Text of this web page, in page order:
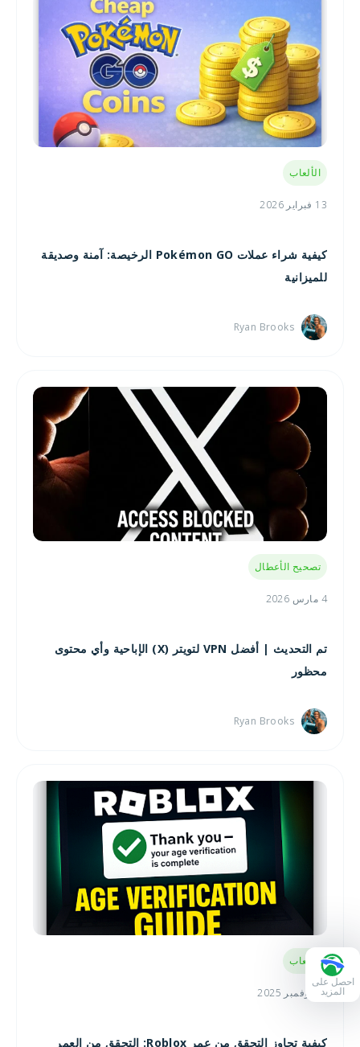
الألعاب
13 فبراير 2026
كيفية شراء عملات Pokémon GO الرخيصة: آمنة وصديقة
للميزانية
Ryan Brooks
تصحيح الأعطال
4 مارس 2026
تم التحديث | أفضل VPN لتويتر (X) الإباحية وأي محتوى
محظور
Ryan Brooks
الألعاب
24 نوفمبر 2025
كيفية تجاوز التحقق من عمر Roblox: التحقق من العمر
احصل على
المزيد